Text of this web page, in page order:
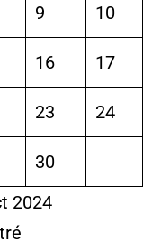
9 10
16 17
23 24
30
2024